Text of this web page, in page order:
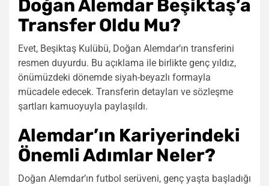
Doğan Alemdar Beşiktaş’a
Transfer Oldu Mu?
Evet, Beşiktaş Kulübü, Doğan Alemdar’ın transferini
resmen duyurdu. Bu açıklama ile birlikte genç yıldız,
önümüzdeki dönemde siyah-beyazlı formayla
mücadele edecek. Transferin detayları ve sözleşme
şartları kamuoyuyla paylaşıldı.
Alemdar’ın Kariyerindeki
Önemli Adımlar Neler?
Doğan Alemdar’ın futbol serüveni, genç yaşta başladığı